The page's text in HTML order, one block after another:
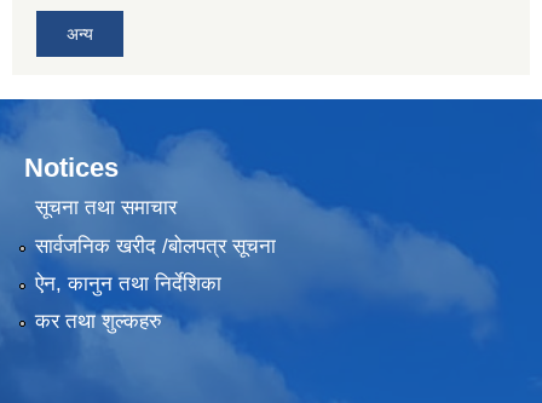
अन्य
Notices
सूचना तथा समाचार
सार्वजनिक खरीद /बोलपत्र सूचना
ऐन, कानुन तथा निर्देशिका
कर तथा शुल्कहरु